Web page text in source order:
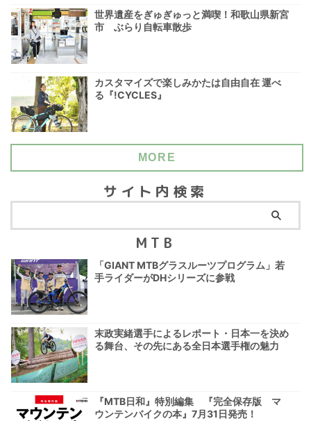
世界遺産をぎゅぎゅっと満喫！和歌山県新宮
市 ぶらり自転車散歩
カスタマイズで楽しみかたは自由自在 運べ
る『!CYCLES』
MORE
サイト内検索
MTB
「GIANT MTBグラスルーツプログラム」若
手ライダーがDHシリーズに参戦
末政実緒選手によるレポート・日本一を決め
る舞台、その先にある全日本選手権の魅力
『MTB日和』特別編集 『完全保存版 マ
ウンテンバイクの本』7月31日発売！